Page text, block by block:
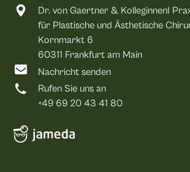
Dr. von Gaertner & KolleginnenI
für Plastische und Ästhetische
Kornmarkt 6
60311 Frankfurt am Main
Nachricht senden
Rufen Sie uns an
+49 69 20 43 41 80